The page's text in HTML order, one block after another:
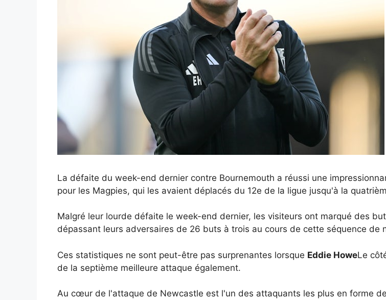
La défaite du week-end dernier contre Bournemouth a réussi une
pour les Magpies, qui les avaient déplacés du 12e de la ligue jusqu'à la
Malgré leur lourde défaite le week-end dernier, les visiteurs ont marqué des
dépassant leurs adversaires de 26 buts à trois au cours de cette séquence de
Ces statistiques ne sont peut-être pas surprenantes lorsque Eddie HoweLe
de la septième meilleure attaque également.
Au cœur de l'attaque de Newcastle est l'un des attaquants les plus en forme